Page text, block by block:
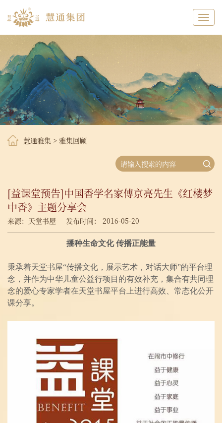
慧通雅集 > 雅集回顾
[益课堂预告]中国香学名家傅京亮先生《红楼梦
中香》主题分享会
来源：天堂书屋 发布时间： 2016-05-20
播种生命文化 传播正能量
秉承着天堂书屋“传播文化，展示艺术，对话大师”的平台理
念，并作为中华儿童公益行项目的有效补充，集合有共同理
念的爱心专家学者在天堂书屋平台上进行高效、常态化公开
课分享。